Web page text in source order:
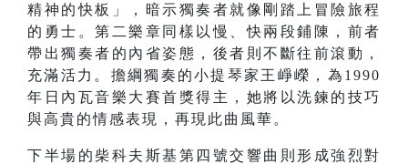
精神的快板」，暗示獨奏者就像剛踏上冒險旅程
的勇士。第二樂章同樣以慢、快兩段鋪陳，前者
帶出獨奏者的內省姿態，後者則不斷往前滾動，
充滿活力。擔綱獨奏的小提琴家王崢嶸，為1990
年日內瓦音樂大賽首獎得主，她將以洗鍊的技巧
與高貴的情感表現，再現此曲風華。
下半場的柴科夫斯基第四號交響曲則形成強烈對